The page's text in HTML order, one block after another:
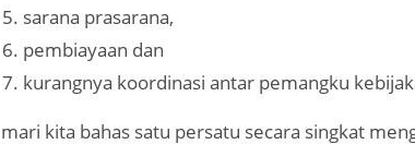
sarana prasarana,
pembiayaan dan
kurangnya koordinasi antar pemangku
mari kita bahas satu persatu secara singkat